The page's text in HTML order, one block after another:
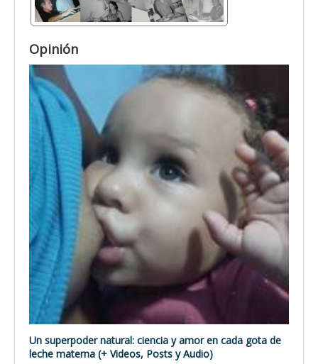
Opinión
Un superpoder natural: ciencia y amor en cada gota de
leche materna (+ Videos, Posts y Audio)